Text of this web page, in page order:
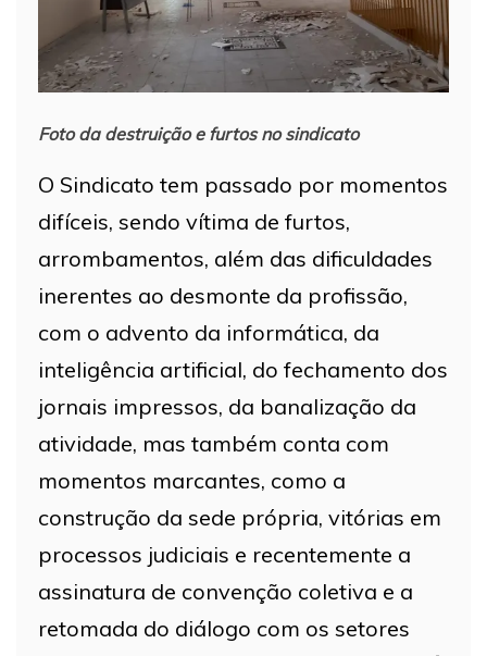
Foto da destruição e furtos no sindicato
O Sindicato tem passado por momentos
difíceis, sendo vítima de furtos,
arrombamentos, além das dificuldades
inerentes ao desmonte da profissão,
com o advento da informática, da
inteligência artificial, do fechamento dos
jornais impressos, da banalização da
atividade, mas também conta com
momentos marcantes, como a
construção da sede própria, vitórias em
processos judiciais e recentemente a
assinatura de convenção coletiva e a
retomada do diálogo com os setores